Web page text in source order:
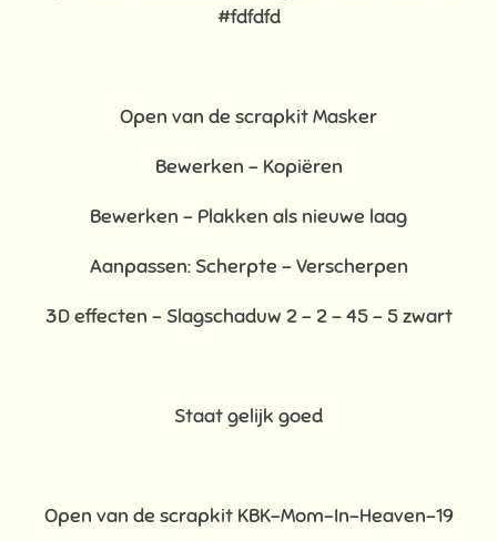
#fdfdfd
Open van de scrapkit Masker
Bewerken – Kopiëren
Bewerken - Plakken als nieuwe laag
Aanpassen: Scherpte – Verscherpen
3D effecten - Slagschaduw 2 – 2 – 45 – 5 zwart
Staat gelijk goed
Open van de scrapkit KBK-Mom-In-Heaven-19